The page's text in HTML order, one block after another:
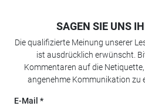
SAGEN SIE UNS
Die qualifizierte Meinung unserer
ist ausdrücklich erwünscht.
Kommentaren auf die
angenehme Kommunikation zu
E-Mail